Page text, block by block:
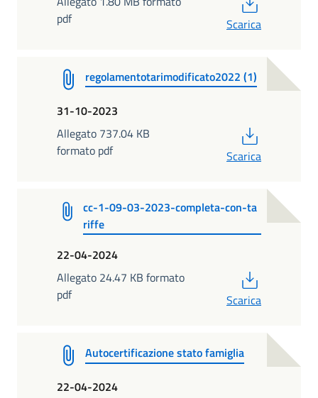
pdf
Scarica
regolamentotarimodificato2022 (1)
31-10-2023
Allegato 737.04 KB
formato pdf
Scarica
cc-1-09-03-2023-completa-con-ta
riffe
22-04-2024
Allegato 24.47 KB formato
pdf
Scarica
Autocertificazione stato famiglia
22-04-2024